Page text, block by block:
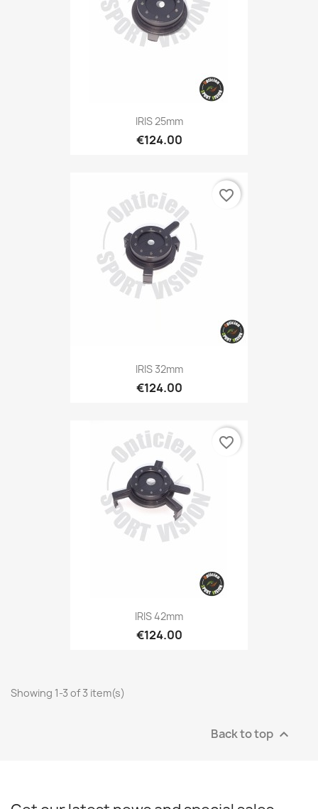
IRIS 25mm
€124.00
IRIS 32mm
€124.00
favorite_border
IRIS 42mm
€124.00
favorite_border
Showing 1-3 of 3 item(s)
Back to top 